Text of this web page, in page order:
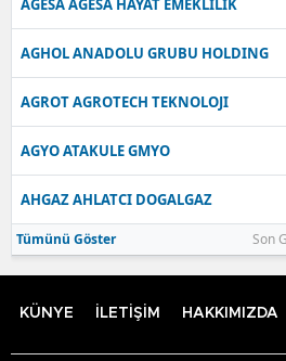
AGHOL ANADOLU GRUBU HOLDING
AGROT AGROTECH TEKNOLOJI
AGYO ATAKULE GMYO
AHGAZ AHLATCI DOGALGAZ
Tümünü Göster Son
KÜNYE İLETİŞİM HAKKIMIZDA